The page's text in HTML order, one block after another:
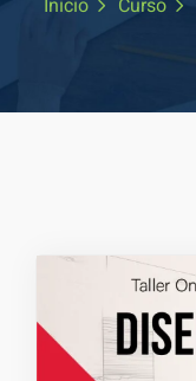
Inicio Curso